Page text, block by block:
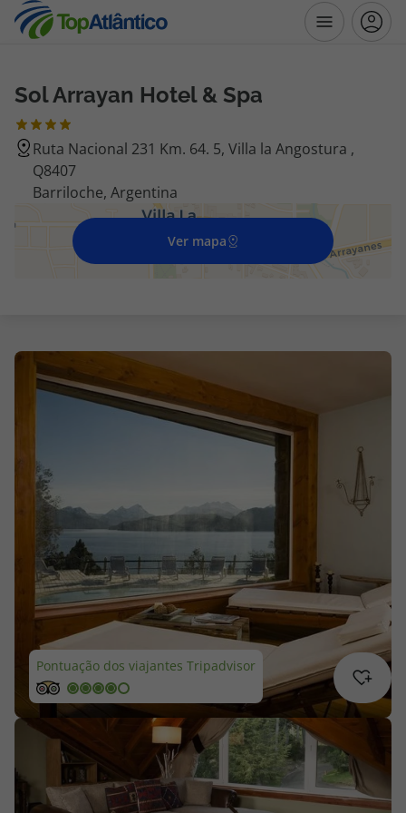
Destinos
Voos
Hotéis
Voos + Hotel
Escapadinhas
Promoções
Especialistas
Cheque Viagem
Rede de Lojas
Blog TopViagens
Área de Cliente
Sol Arrayan Hotel & Spa
Ruta Nacional 231 Km. 64. 5, Villa la Angostura ,
Q8407
Barriloche, Argentina
Ver mapa
Pontuação dos viajantes Tripadvisor